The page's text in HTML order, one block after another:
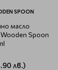
SPOON
масло
Spoon
лв.)